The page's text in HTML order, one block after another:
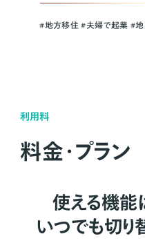
#地方移住 #夫婦で起業 #地
利用料
料金・プラン
使える機能
いつでも切り